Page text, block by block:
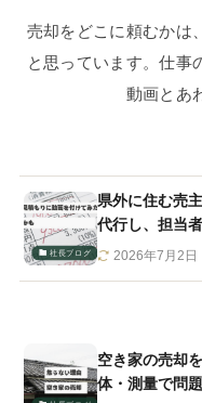
売却をどこに頼むかは
と思っています。仕事
動画とあ
社長ブログ
県外に住む売
代行し、担当
2026年7月2日
空き家の売却
体・測量で問